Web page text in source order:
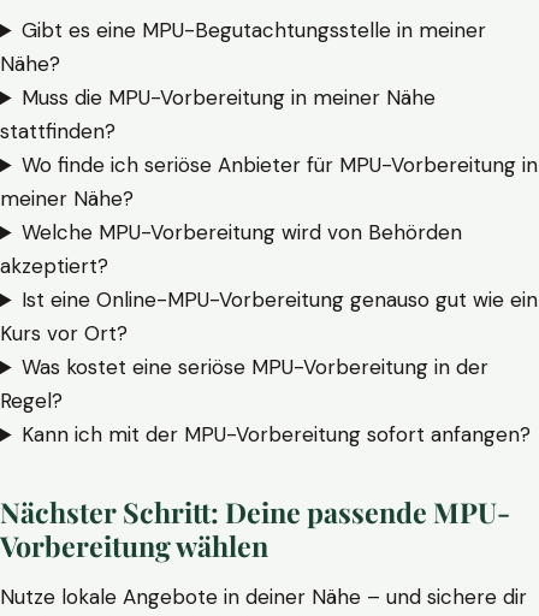
Gibt es eine MPU-Begutachtungsstelle in meiner
Nähe?
Muss die MPU-Vorbereitung in meiner Nähe
stattfinden?
Wo finde ich seriöse Anbieter für MPU-Vorbereitung in
meiner Nähe?
Welche MPU-Vorbereitung wird von Behörden
akzeptiert?
Ist eine Online-MPU-Vorbereitung genauso gut wie ein
Kurs vor Ort?
Was kostet eine seriöse MPU-Vorbereitung in der
Regel?
Kann ich mit der MPU-Vorbereitung sofort anfangen?
Nächster Schritt: Deine passende MPU-
Vorbereitung wählen
Nutze lokale Angebote in deiner Nähe – und sichere dir